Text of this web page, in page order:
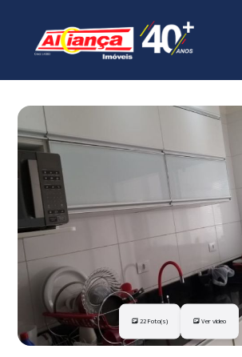
22 Foto(s) Ver vídeo